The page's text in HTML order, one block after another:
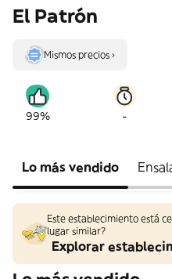
El Patrón
Mismos precios ›
99% -
Lo más vendido
Este establecimiento está
lugar similar?
Explorar